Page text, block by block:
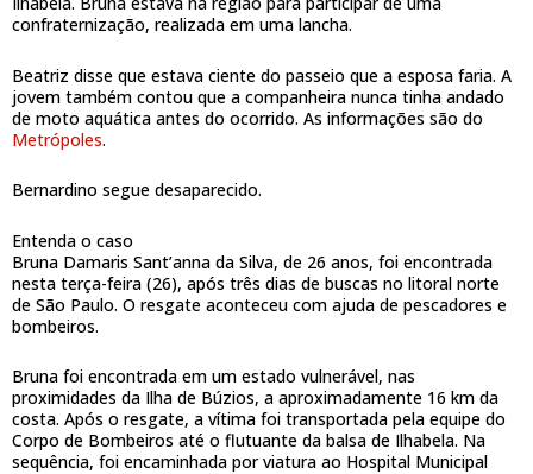
confraternização, realizada em uma lancha.
Beatriz disse que estava ciente do passeio que a esposa faria. A
jovem também contou que a companheira nunca tinha andado
de moto aquática antes do ocorrido. As informações são do
Metrópoles.
Bernardino segue desaparecido.
Entenda o caso
Bruna Damaris Sant’anna da Silva, de 26 anos, foi encontrada
nesta terça-feira (26), após três dias de buscas no litoral norte
de São Paulo. O resgate aconteceu com ajuda de pescadores e
bombeiros.
Bruna foi encontrada em um estado vulnerável, nas
proximidades da Ilha de Búzios, a aproximadamente 16 km da
costa. Após o resgate, a vítima foi transportada pela equipe do
Corpo de Bombeiros até o flutuante da balsa de Ilhabela. Na
sequência, foi encaminhada por viatura ao Hospital Municipal